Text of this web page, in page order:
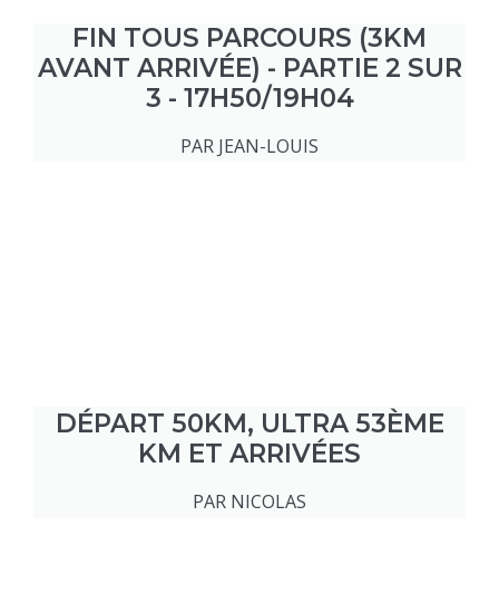
FIN TOUS PARCOURS (3KM
AVANT ARRIVÉE) - PARTIE 2 SUR
3 - 17H50/19H04
PAR JEAN-LOUIS
DÉPART 50KM, ULTRA 53ÈME
KM ET ARRIVÉES
PAR NICOLAS